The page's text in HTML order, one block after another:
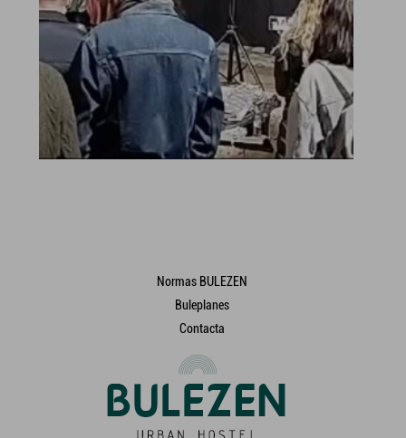
Normas BULEZEN
Buleplanes
Contacta